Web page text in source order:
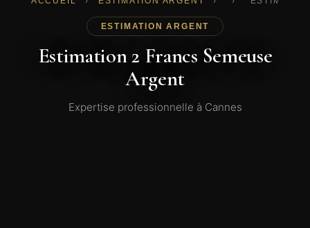
ESTIMATION ARGENT
Estimation 2 Francs Semeuse
Argent
Expertise professionnelle à Cannes